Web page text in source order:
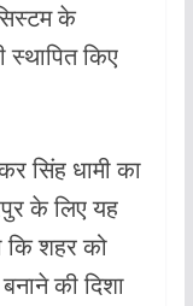
के
किए
सिंह धामी का
के लिए यह
कि शहर को
की दिशा